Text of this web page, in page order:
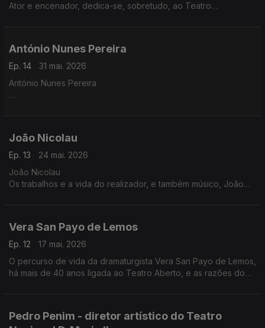
Ator e encenador, dedica-se, sobretudo, ao Teatro
António Nunes Pereira
Ep. 14
31 mai. 2026
António Nunes Pereira
monarca D. João VI
João Nicolau
Ep. 13
24 mai. 2026
João Nicolau
Os trabalhos e a vida do realizador, e também músico, João
Vera San Payo de Lemos
Ep. 12
17 mai. 2026
O percurso de vida da dramaturgista Vera San Payo de Lemos,
há mais de 40 anos ligada ao Teatro Aberto, e as razões do
Pedro Penim - diretor artístico do Teatro